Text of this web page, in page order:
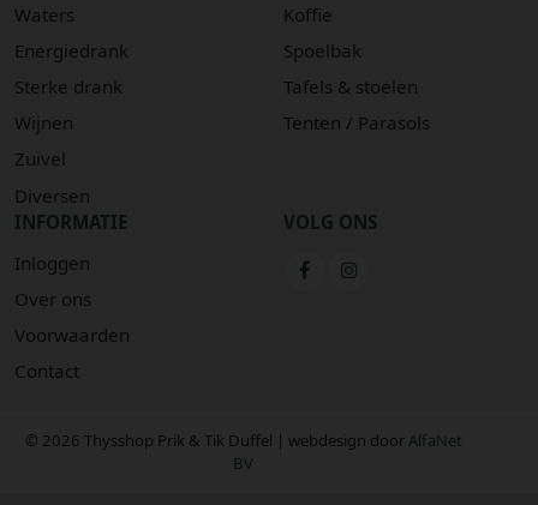
Waters
Energiedrank
Sterke drank
Wijnen
Zuivel
Diversen
Koffie
Spoelbak
Tafels & stoelen
Tenten / Parasols
INFORMATIE
Inloggen
Over ons
Voorwaarden
Contact
VOLG ONS
© 2026 Thysshop Prik & Tik Duffel | webdesign doorAlfaNet
BV